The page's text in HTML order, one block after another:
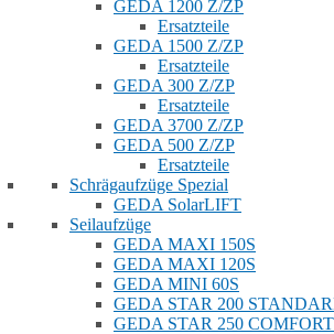
GEDA 1200 Z/ZP
Ersatzteile
GEDA 1500 Z/ZP
Ersatzteile
GEDA 300 Z/ZP
Ersatzteile
GEDA 3700 Z/ZP
GEDA 500 Z/ZP
Ersatzteile
Schrägaufzüge Spezial
GEDA SolarLIFT
Seilaufzüge
GEDA MAXI 150S
GEDA MAXI 120S
GEDA MINI 60S
GEDA STAR 200
GEDA STAR 250 COMFORT